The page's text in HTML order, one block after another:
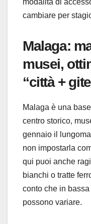
modalità di
cambiare per
Malaga:
musei,
“città +
Malaga è una
centro storico,
gennaio il
non impostarla
qui puoi anche
bianchi o tratte
conto che in
possono variare.